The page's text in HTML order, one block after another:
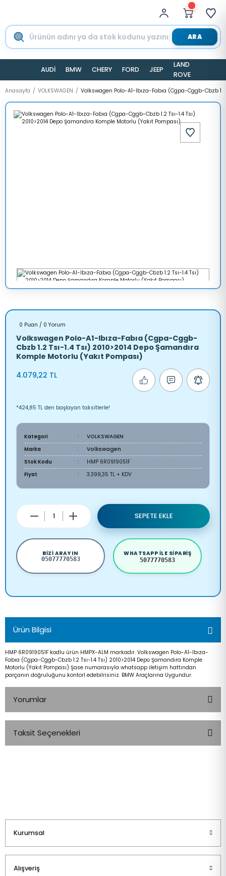
ARA
AUDİ BMW CHERY FORD JEEP
LAND
ROVER
Anasayfa VOLKSWAGEN Volkswagen Polo-A1-Ibıza-Fabıa (Cgpa-Cggb-Cbzb 1.2
0 Puan / 0 Yorum
Volkswagen Polo-A1-Ibıza-Fabıa (Cgpa-Cggb-
Cbzb 1.2 Tsı-1.4 Tsı) 2010>2014 Depo Şamandıra
Komple Motorlu (Yakıt Pompası)
4.079,22 TL
*424,85 TL den başlayan taksitlerle!
Kategori
VOLKSWAGEN
Marka
Volkswagen
Stok Kodu
HMP 6R0919051F
Fiyat
3.399,35 TL + KDV
SEPETE EKLE
BIZI ARAYIN
05077770583
WHATSAPP ILE SIPARIŞ
5077770583
Ürün Bilgisi
HMP 6R0919051F kodlu ürün HMPX-ALM markadır. Volkswagen Polo-A1-Ibıza-
Fabıa (Cgpa-Cggb-Cbzb 1.2 Tsı-1.4 Tsı) 2010>2014 Depo Şamandıra Komple
Motorlu (Yakıt Pompası) Şase numarasıyla whatsapp iletişim hattından
parçanın doğruluğunu kontorl edebilrisiniz. BMW Araçlarına Uygundur.
Yorumlar
Taksit Seçenekleri
Kurumsal
Alışveriş